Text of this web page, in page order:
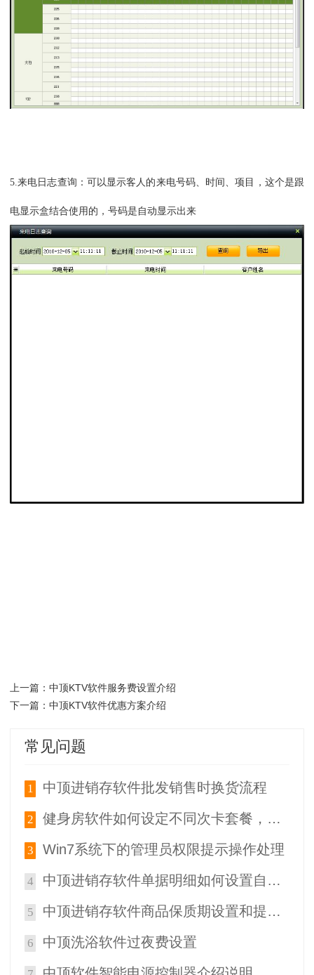
5. 来电日志查询：可以显示客人的来电号码、时间、项目，这个是跟
电显示盒结合使用的，号码是自动显示出来
上一篇： 中顶KTV软件服务费设置介绍
下一篇： 中顶KTV软件优惠方案介绍
常见问题
1 中顶进销存软件批发销售时换货流程
2 健身房软件如何设定不同次卡套餐，根据客户选择办理不同的次卡会员？
3 Win7系统下的管理员权限提示操作处理
4 中顶进销存软件单据明细如何设置自动伸缩高度（自动列宽列高）
5 中顶进销存软件商品保质期设置和提醒查询
6 中顶洗浴软件过夜费设置